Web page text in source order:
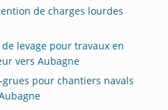
de charges lourdes
levage pour travaux en
vers Aubagne
pour chantiers navals